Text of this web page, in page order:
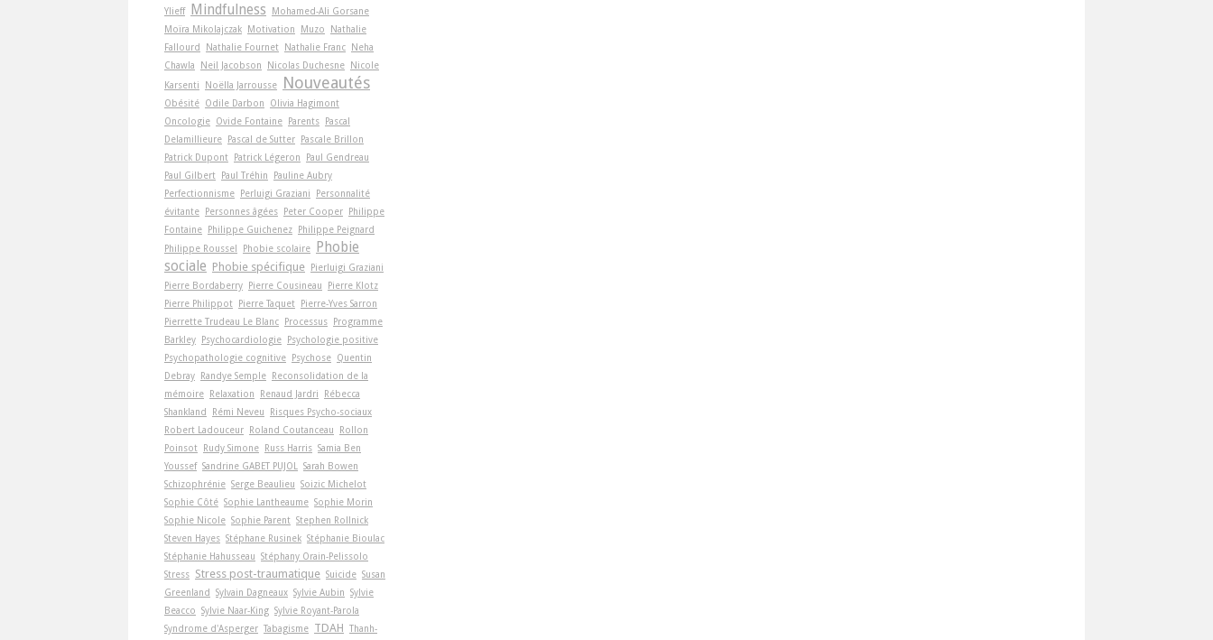
Ylieff
Mindfulness
Mohamed-Ali Gorsane
Moïra Mikolajczak Motivation Muzo
Nathalie
Fallourd
Nathalie Fournet Nathalie Franc Neha
Chawla
Neil Jacobson Nicolas Duchesne Nicole
Karsenti
Noëlla Jarrousse Nouveautés
Obésité Odile Darbon
Olivia Hagimont
Oncologie Ovide Fontaine Parents Pascal
Delamillieure Pascal de Sutter Pascale Brillon
Patrick Dupont Patrick Légeron
Paul Gendreau
Paul Gilbert Paul Tréhin
Pauline Aubry
Perfectionnisme Perluigi Graziani
Personnalité
évitante Personnes âgées Peter Cooper Philippe
Fontaine Philippe Guichenez Philippe Peignard
Philippe Roussel
Phobie scolaire
Phobie
sociale Phobie spécifique Pierluigi Graziani
Pierre Bordaberry Pierre Cousineau
Pierre Klotz
Pierre Philippot Pierre Taquet Pierre-Yves Sarron
Pierrette Trudeau Le Blanc Processus Programme
Barkley Psychocardiologie Psychologie positive
Psychopathologie cognitive Psychose Quentin
Debray Randye Semple Reconsolidation de la
mémoire Relaxation Renaud Jardri
Rébecca
Shankland
Rémi Neveu
Risques Psycho-sociaux
Robert Ladouceur Roland Coutanceau
Rollon
Poinsot Rudy Simone Russ Harris Samia Ben
Youssef Sandrine GABET PUJOL
Sarah Bowen
Schizophrénie Serge Beaulieu Soizic Michelot
Sophie Côté Sophie Lantheaume Sophie Morin
Sophie Nicole Sophie Parent Stephen Rollnick
Steven Hayes Stéphane Rusinek Stéphanie Bioulac
Stéphanie Hahusseau Stéphany Orain-Pelissolo
Stress Stress post-traumatique Suicide Susan
Greenland Sylvain Dagneaux Sylvie Aubin Sylvie
Beacco Sylvie Naar-King Sylvie Royant-Parola
Syndrome d'Asperger Tabagisme TDAH Thanh-